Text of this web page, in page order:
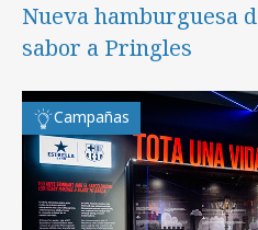
Nueva hamburguesa
sabor a Pringles
Campañas